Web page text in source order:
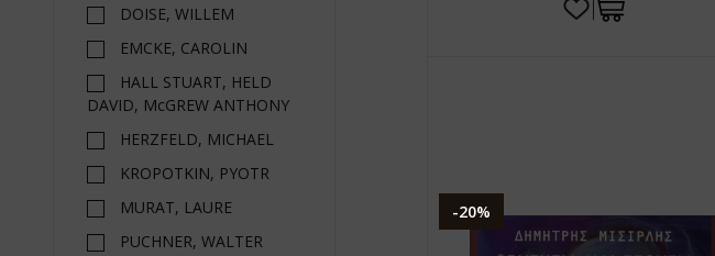
DOISE, WILLEM
EMCKE, CAROLIN
HALL STUART, HELD
DAVID, McGREW ANTHONY
HERZFELD, MICHAEL
KROPOTKIN, PYOTR
MURAT, LAURE
PUCHNER, WALTER
-20%